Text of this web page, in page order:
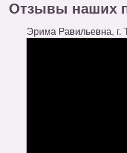
Отзывы наших
Эрима Равильевна, г.